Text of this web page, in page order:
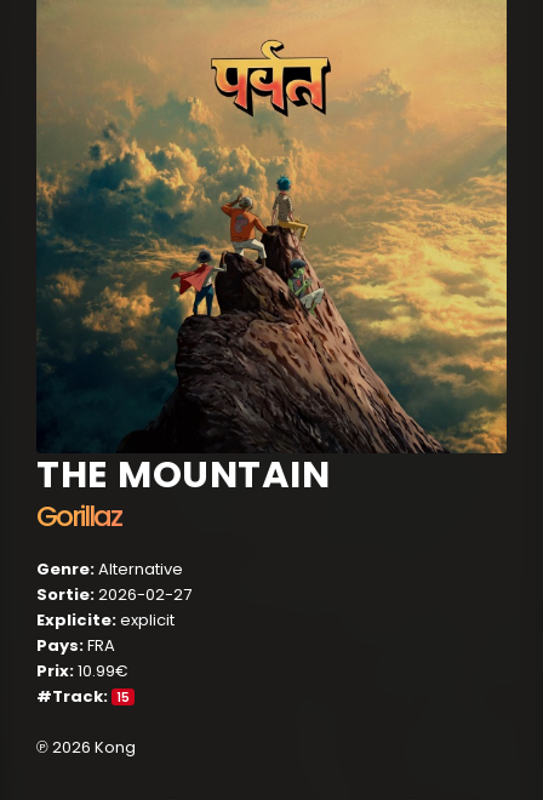
THE MOUNTAIN
Gorillaz
Genre:Alternative
Sortie:2026-02-27
Explicite:explicit
Pays:FRA
Prix:10.99€
#Track: 15
℗ 2026 Kong